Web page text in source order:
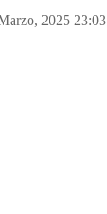
2025 23:03